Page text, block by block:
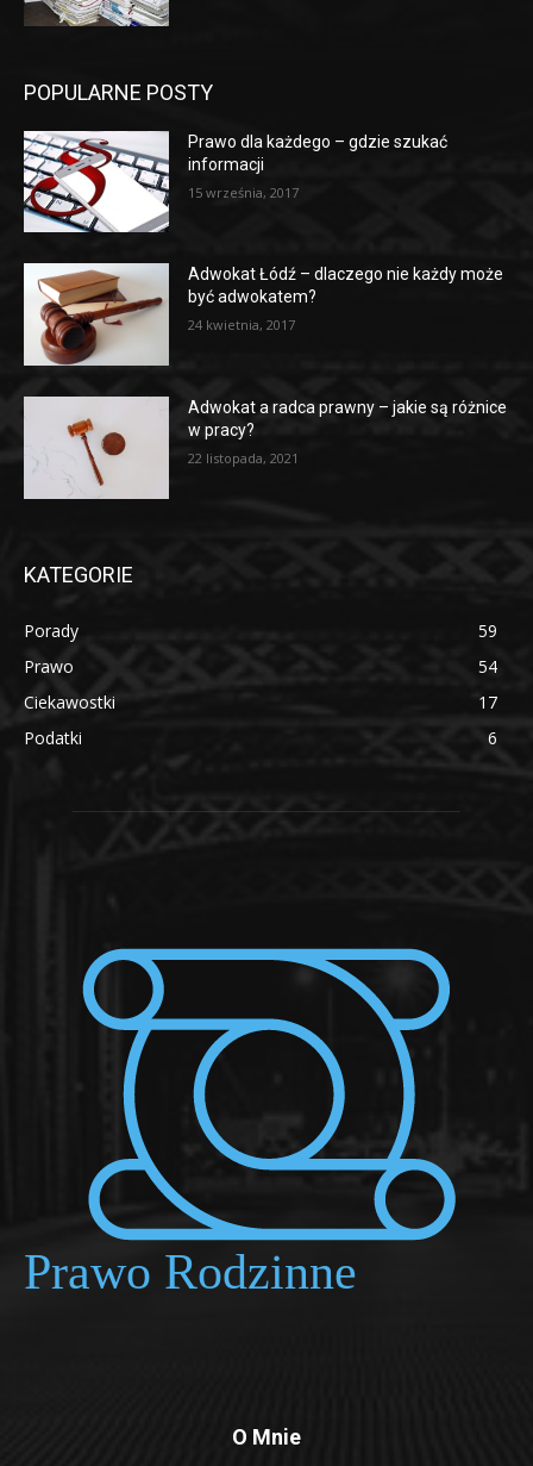
POPULARNE POSTY
Prawo dla każdego – gdzie szukać
informacji
15 września, 2017
Adwokat Łódź – dlaczego nie każdy może
być adwokatem?
24 kwietnia, 2017
Adwokat a radca prawny – jakie są różnice
w pracy?
22 listopada, 2021
KATEGORIE
Porady
59
Prawo
54
Ciekawostki
17
Podatki
6
O Mnie